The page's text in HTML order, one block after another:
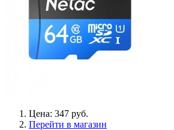
Цена: 347 руб.
Перейти в магазин